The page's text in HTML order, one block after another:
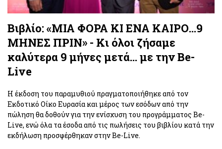
Βιβλίο: «ΜΙΑ ΦΟΡΑ ΚΙ ΕΝΑ ΚΑΙΡΟ...9
ΜΗΝΕΣ ΠΡΙΝ» - Κι όλοι ζήσαμε
καλύτερα 9 μήνες μετά… με την Be-
Live
Η έκδοση του παραμυθιού πραγματοποιήθηκε από τον
Εκδοτικό Οίκο Ευρασία και μέρος των εσόδων από την
πώληση θα δοθούν για την ενίσχυση του προγράμματος Be-
Live, ενώ όλα τα έσοδα από τις πωλήσεις του βιβλίου κατά την
εκδήλωση προσφέρθηκαν στην Be-Live.